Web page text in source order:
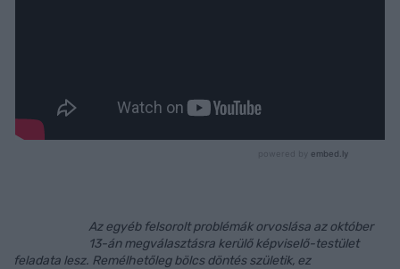
Az egyéb felsorolt problémák orvoslása az október
13-án megválasztásra kerülő képviselő-testület
feladata lesz. Remélhetőleg bölcs döntés születik, ez